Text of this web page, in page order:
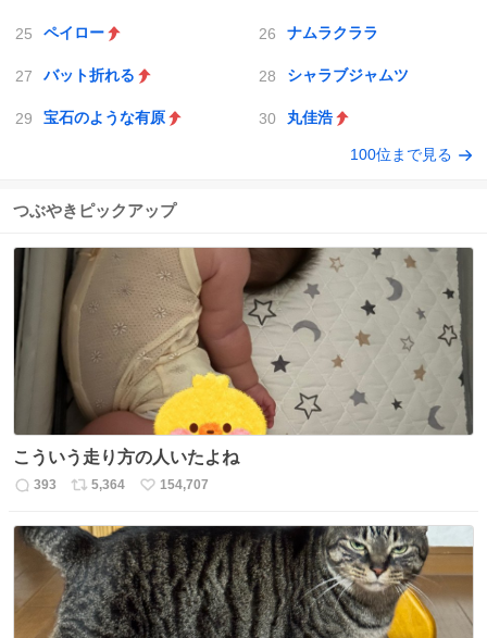
ペイロー ナムラクララ
バット折れる シャラブジャムツ
宝石のような有原 丸佳浩
100位まで見る
つぶやきピックアップ
こういう走り方の人いたよね
返
数
393
リ
ス
ト
数
5,364
い
ね
数
154,707